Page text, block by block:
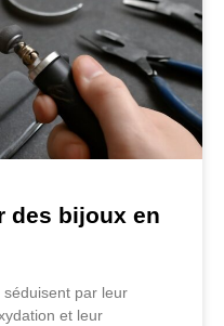
des bijoux en
par leur
et leur